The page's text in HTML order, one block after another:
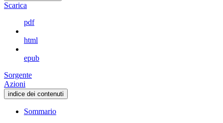
Scarica
pdf
html
epub
Sorgente
Azioni
indice dei contenuti
Sommario